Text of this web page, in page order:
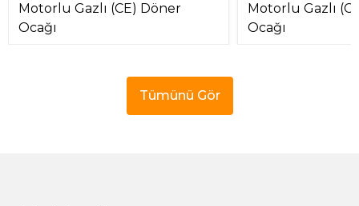
Motorlu Gazlı (CE) Döner
Ocağı
Motorlu Gazlı
Ocağı
Tümünü Gör